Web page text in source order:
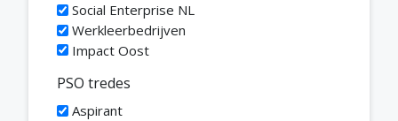
Social Enterprise NL
Werkleerbedrijven
Impact Oost
PSO tredes
Aspirant